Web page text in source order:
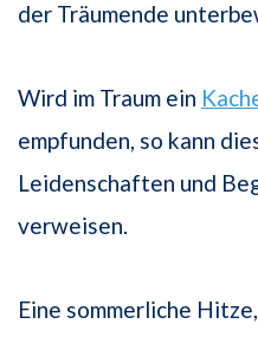
der Träumende
Wird im Traum ein
empfunden, so kann
Leidenschaften und
verweisen.
Eine sommerliche